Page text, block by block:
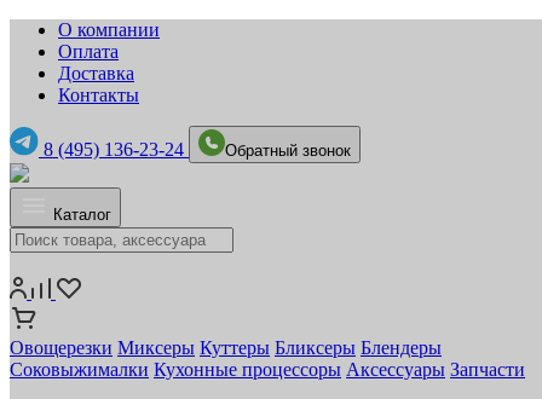
О компании
Оплата
Доставка
Контакты
8 (495) 136-23-24 Обратный звонок
Каталог
Овощерезки Миксеры Куттеры Бликсеры Блендеры
Соковыжималки Кухонные процессоры Аксессуары Запчасти